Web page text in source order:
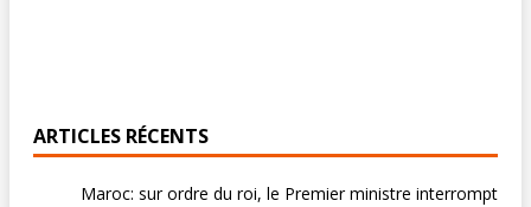
ARTICLES RÉCENTS
Maroc: sur ordre du roi, le Premier ministre interrompt